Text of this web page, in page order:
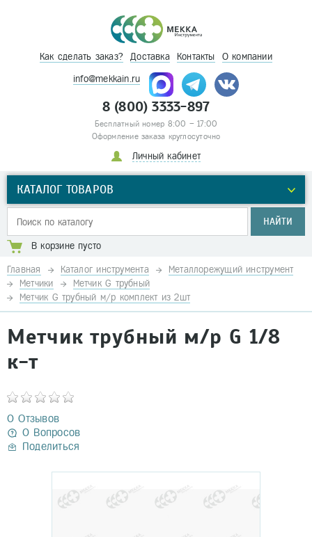
Как сделать заказ? Доставка Контакты О компании
info@mekkain.ru
8 (800) 3333-897
Бесплатный номер 8:00 – 17:00
Оформление заказа круглосуточно
Личный кабинет
КАТАЛОГ ТОВАРОВ
НАЙТИ
В корзине пусто
Главная Каталог инструмента
Металлорежущий инструмент
Метчики
Метчик G трубный
Метчик G трубный м/р комплект из 2шт
Метчик трубный м/р G 1/8
к-т
0 Отзывов
0 Вопросов
Поделиться